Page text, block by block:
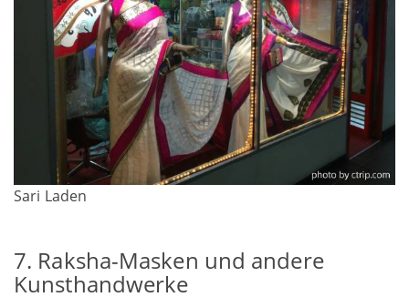
Sari Laden
7. Raksha-Masken und andere
Kunsthandwerke